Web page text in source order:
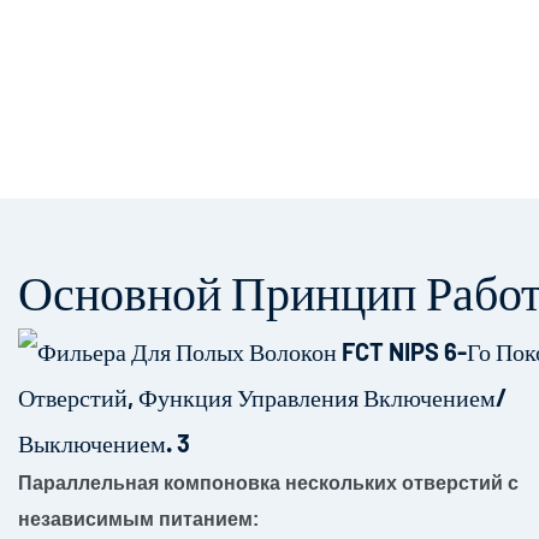
Основной Принцип
Параллельная компоновка нескольких отверстий с
независимым питанием: